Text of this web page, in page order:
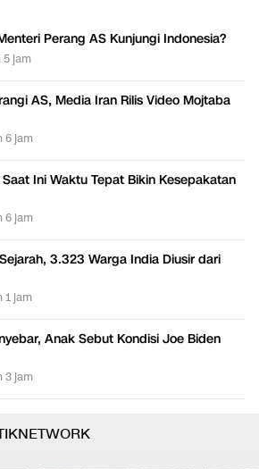
Perang AS Kunjungi Indonesia?
5 jam
AS, Media Iran Rilis Video Mojtaba
6 jam
Ini Waktu Tepat Bikin Kesepakatan
6 jam
3.323 Warga India Diusir dari
1 jam
Anak Sebut Kondisi Joe Biden
3 jam